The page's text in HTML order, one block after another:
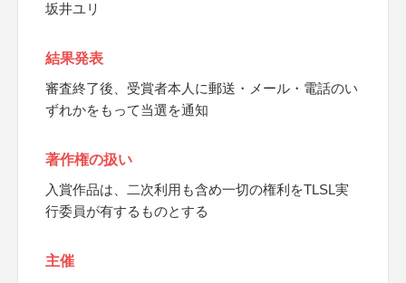
坂井ユリ
結果発表
審査終了後、受賞者本人に郵送・メール・電話のい
ずれかをもって当選を通知
著作権の扱い
入賞作品は、二次利用も含め一切の権利をTLSL実
行委員が有するものとする
主催